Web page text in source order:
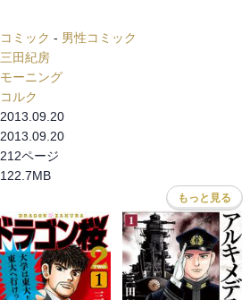
コミック - 男性コミック
三田紀房
モーニング
コルク
2013.09.20
2013.09.20
212ページ
122.7MB
もっと見る